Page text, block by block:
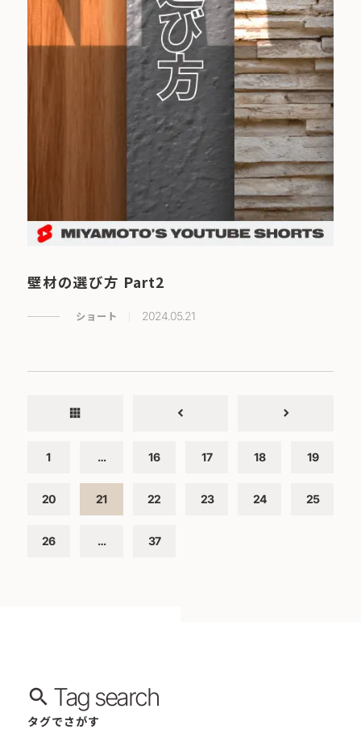
壁材の選び方 Part2
ショート 2024.05.21
apps chevron_left chevron_right
1 … 16 17 18 19
20 21 22 23 24 25
26 … 37
Tag search
タグでさがす